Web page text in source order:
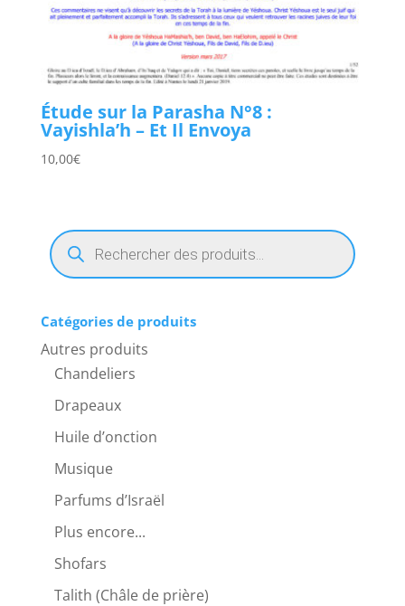
Étude sur la Parasha N°8 :
Vayishla’h – Et Il Envoya
10,00€
Recherche
de
produits
Catégories de produits
Autres produits
Chandeliers
Drapeaux
Huile d’onction
Musique
Parfums d’Israël
Plus encore...
Shofars
Talith (Châle de prière)